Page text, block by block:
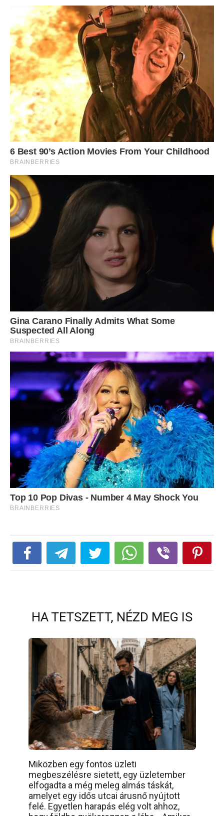
HA TETSZETT, NÉZD MEG IS
Miközben egy fontos üzleti
megbeszélésre sietett, egy üzletember
elfogadta a még meleg almás táskát,
amelyet egy idős utcai árusnő nyújtott
felé. Egyetlen harapás elég volt ahhoz,